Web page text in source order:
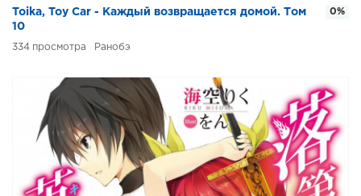
Toika, Toy Car - Каждый возвращается домой. Том
10
334 Ранобэ
0%